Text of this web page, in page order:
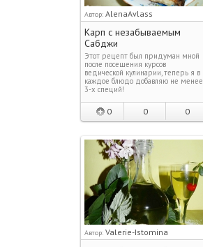
Автор: AlenaAvlass
Карп с незабываемым
Сабджи
Этот рецепт был придуман мной
после посещения курсов
ведической кулинарии, теперь я в
каждое блюдо добавляю не менее
3-х специй!
0 0 0
Автор: Valerie-Istomina